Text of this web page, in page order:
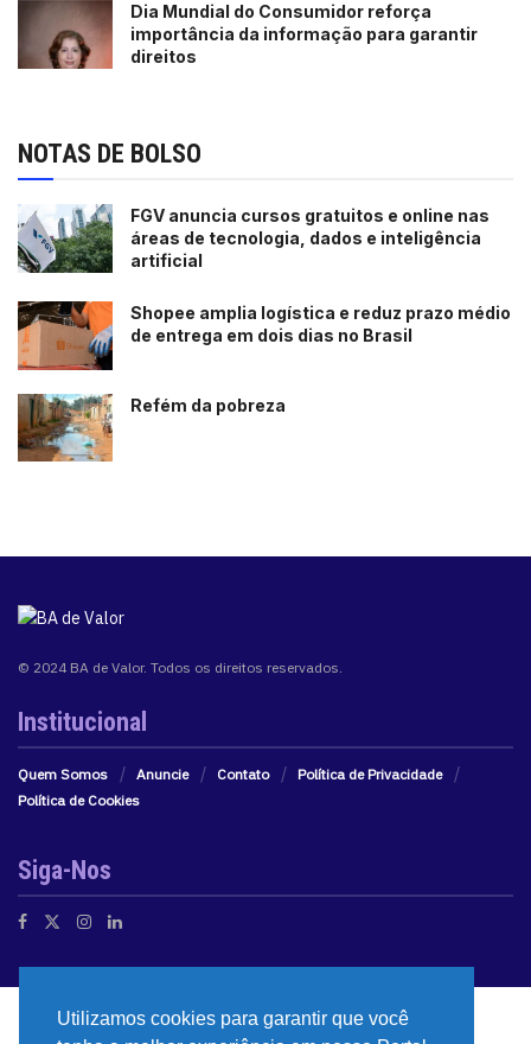
Dia Mundial do Consumidor reforça
importância da informação para garantir
direitos
NOTAS DE BOLSO
FGV anuncia cursos gratuitos e online nas
áreas de tecnologia, dados e inteligência
artificial
Shopee amplia logística e reduz prazo médio
de entrega em dois dias no Brasil
Refém da pobreza
© 2024 BA de Valor. Todos os direitos reservados.
Institucional
Quem Somos Anuncie Contato
Política de Privacidade
Política de Cookies
Siga-Nos
Utilizamos cookies para garantir que você